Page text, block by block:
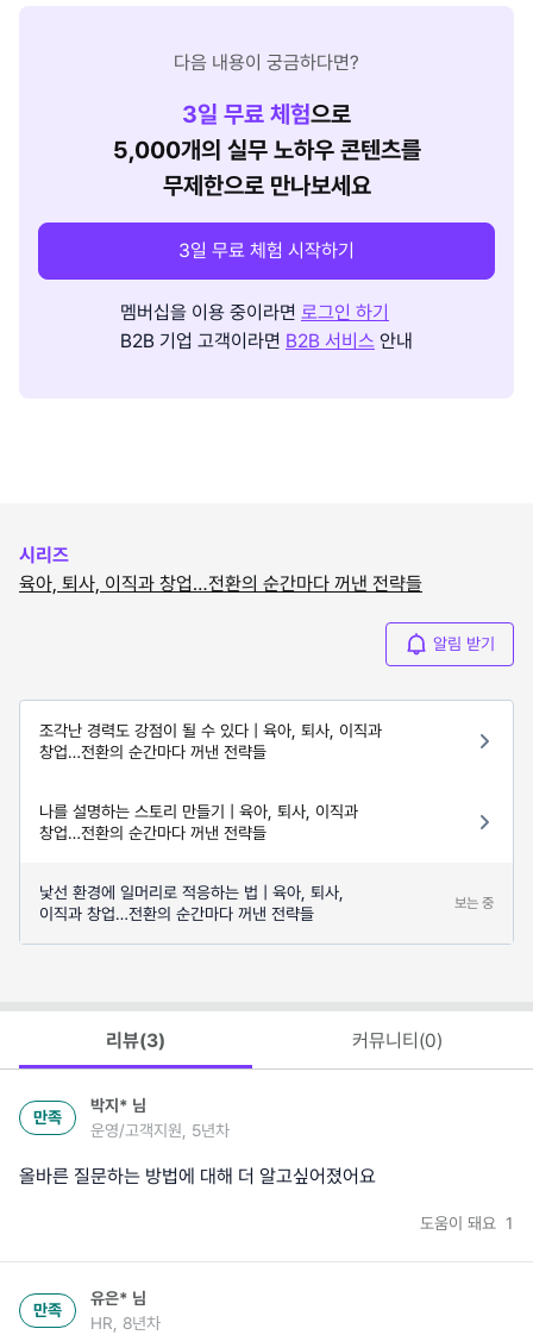
다음 내용이 궁금하다면?
3일 무료 체험으로
5,000개의 실무 노하우 콘텐츠를
무제한으로 만나보세요
3일 무료 체험 시작하기
멤버십을 이용 중이라면 로그인 하기
B2B 기업 고객이라면 B2B 서비스 안내
시리즈
육아, 퇴사, 이직과 창업…전환의 순간마다 꺼낸 전략들
알림 받기
조각난 경력도 강점이 될 수 있다 | 육아, 퇴사, 이직과
창업…전환의 순간마다 꺼낸 전략들
나를 설명하는 스토리 만들기 | 육아, 퇴사, 이직과
창업…전환의 순간마다 꺼낸 전략들
낯선 환경에 일머리로 적응하는 법 | 육아, 퇴사,
이직과 창업…전환의 순간마다 꺼낸 전략들
보는 중
리뷰(3) 커뮤니티(0)
만족
박지* 님
운영/고객지원, 5년차
올바른 질문하는 방법에 대해 더 알고싶어졌어요
도움이 돼요 1
만족
유은* 님
HR, 8년차